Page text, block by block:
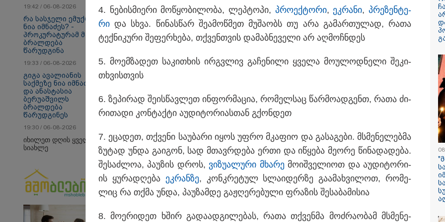
თბილისი - ანტალია
840.90 ლარიდან
თბილისი - ჰერაკლიონი
1431.40 ლარიდან
თბილისი - ბუდაპეშტი
942.70 ლარიდან
თბილისი -
სამართალი
13:59 / 06-08-2026
სასამართლოს
1 წლით და 6
თავისუფლების
მიესაჯა
19:42 / 06-08-2026
რა სასჯელი ემუქრება
ნია იმნაძეს? -
პროკურატურამ მას
ბრალდება
წარუდგინა
19:33 / 06-08-2026
გიგა ავალიანის
საქმეზე ნია იმნაძეს
და ანასტასია
ბერუაშვილს
ბრალდება
წარუდგინეს
19:30 / 06-08-2026
იხილეთ დღის ყველა
სიახლე
4. ნე­ბის­მი­ე­რი მო­წყო­ბი­ლო­ბა, ლეპ­ტო­პი, პრო­ექ­ტო­რი, ეკ­რა­ნი,პრე­ზენ­ტე­
რი და სხვა. წი­ნას­წარ შე­ა­მოწ­მეთ მუ­შა­ობს თუ არა გა­მარ­თუ­ლად, რათა
ტექ­ნი­კუ­რი შე­ფერ­ხე­ბა, თქვენ­თვის და­მაბ­ნე­ვე­ლი არ აღ­მოჩ­ნდეს
5. მო­ემ­ზა­დეთ სა­კი­თხის ირ­გვლივ გა­ჩე­ნი­ლი ყვე­ლა მო­უ­ლოდ­ნე­ლი შე­კი­
თხვის­თვის
6. ზე­პი­რად შე­ის­წავ­ლეთ ინ­ფორ­მა­ცია, რო­მელ­საც წარ­მო­ად­გენთ, რათა ძი­
რი­თა­დი კონ­ტაქ­ტი აუ­დი­ტო­რი­ას­თან გქონ­დეთ
7. ეცა­დეთ, თქვე­ნი სა­უ­ბა­რი იყოს უფრო მკა­ფიო და გა­სა­გე­ბი. მსმე­ნე­ლებ­მა
ზუ­ტად უნდა გა­ი­გონ, სად მთავ­რდე­ბა ერთი და იწყე­ბა მე­ო­რე წი­ნა­და­დე­ბა.
შე­საძ­ლოა, პა­უ­ზის დროს, ვი­ზუ­ა­ლუ­რი მხა­რემო­იშ­ვე­ლი­ოთ და აუ­დი­ტო­რი­
ის ყუ­რა­დღე­ბა ეკ­რან­ზე, კონ­კრე­ტულ სლა­ი­დერ­ზე გა­ა­მახ­ვი­ლოთ, რო­მე­
ლიც რა თქმა უნდა, პა­უ­ზამ­დე გაჟ­ღე­რე­ბუ­ლი ფრა­ზის შე­სა­ბა­მი­სია
8. მო­ე­რი­დეთ ხშირ გა­და­ად­გი­ლე­ბას, რათა თქვენ­მა მოძ­რა­ო­ბამ მსმე­ნე­